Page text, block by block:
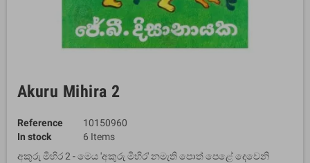
Akuru Mihira 2
Reference
10150960
In stock
6 Items
අකුරු මිහිර 2 - මෙය 'අකුරු මිහිර' නමැති පොත් පෙළේ දෙවෙනි